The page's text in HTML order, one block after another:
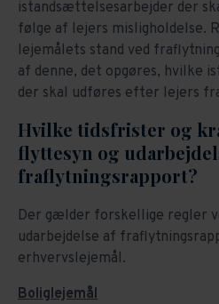
istandsættelsesarbejder der
følge af lejers misligholdelse.
lejemålets stand ved
af denne, det opgøres, hvilke
der skal udføres efter lejers
Hvilke tidsfrister og
flyttesyn og
fraflytningsrapport?
Der gælder forskellige regler
udarbejdelse af
erhvervslejemål.
Boliglejemål